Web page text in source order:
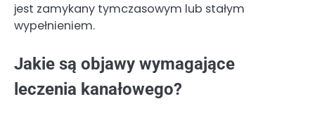
jest zamykany tymczasowym lub stałym
wypełnieniem.
Jakie są objawy wymagające
leczenia kanałowego?